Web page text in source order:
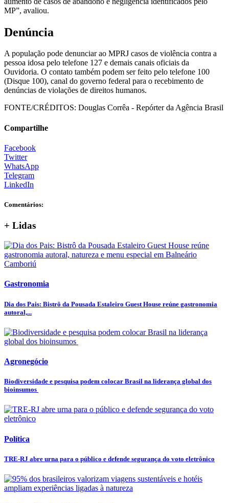
MP”, avaliou.
Denúncia
A população pode denunciar ao MPRJ casos de violência contra a
pessoa idosa pelo telefone 127 e demais canais oficiais da
Ouvidoria. O contato também podem ser feito pelo telefone 100
(Disque 100), canal do governo federal para o recebimento de
denúncias de violações de direitos humanos.
FONTE/CRÉDITOS: Douglas Corrêa - Repórter da Agência Brasil
Compartilhe
Facebook
Twitter
WhatsApp
Telegram
LinkedIn
Comentários:
+ Lidas
Gastronomia
Dia dos Pais: Bistrô da Pousada Estaleiro Guest House reúne gastronomia
autoral,...
Agronegócio
Biodiversidade e pesquisa podem colocar Brasil na liderança global dos
bioinsumos
Política
TRE-RJ abre urna para o público e defende segurança do voto eletrônico